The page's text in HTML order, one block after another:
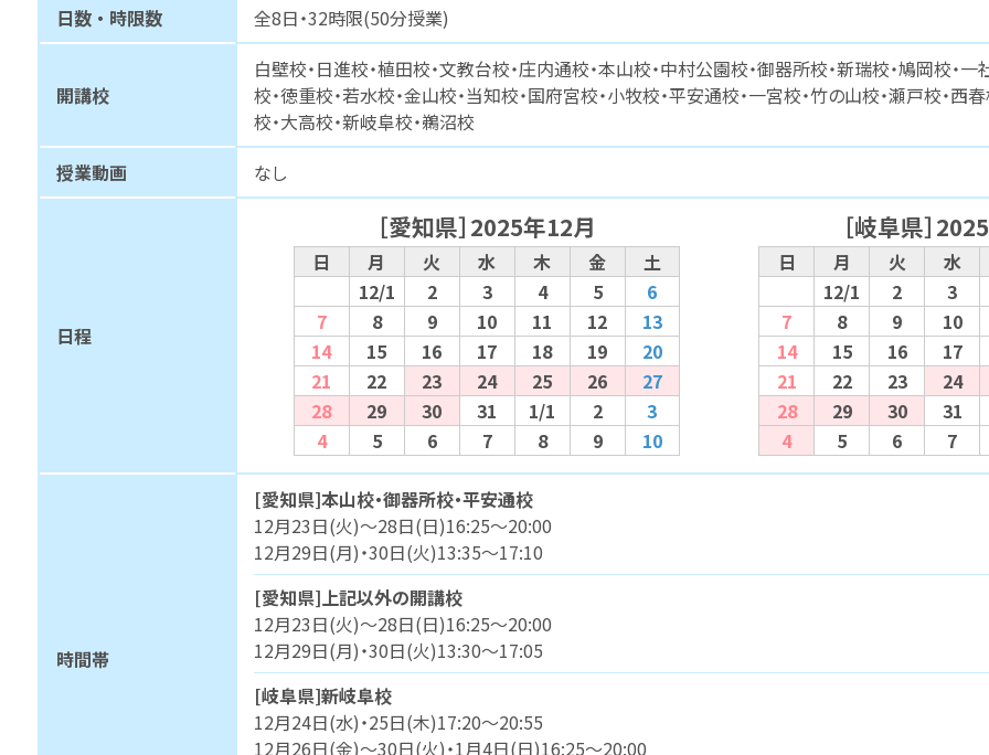
日数・時限数
全8日・32時限(50分授業)
開講校
白壁校・日進校・植田校・文教台校・庄内通校・本山校・中村公園校・御器所校・新瑞校・鳩岡校・
校・徳重校・若水校・金山校・当知校・国府宮校・小牧校・平安通校・一宮校・竹の山校・瀬戸校・西
校・大高校・新岐阜校・鵜沼校
授業動画
なし
日程
［愛知県］2025年12月
日 月 火 水 木 金
土
12/1
2 3 4 5
6
7
8 9 10 11 12
13
14
15 16 17 18 19
20
21
22 23 24 25 26
27
28
29 30 31 1/1 2
3
4
5 6 7 8 9 10
［岐阜県］
日 月 火 水
12/1
2 3
7
8 9 10
14
15 16 17
21
22 23 24
28
29 30 31
4
5 6 7
時間帯
[愛知県]本山校・御器所校・平安通校
12月23日(火)～28日(日)16:25～20:00
12月29日(月)・30日(火)13:35～17:10
[愛知県]上記以外の開講校
12月23日(火)～28日(日)16:25～20:00
12月29日(月)・30日(火)13:30～17:05
[岐阜県]新岐阜校
12月24日(水)・25日(木)17:20～20:55
12月26日(金)～30日(火)・1月4日(日)16:25～20:00